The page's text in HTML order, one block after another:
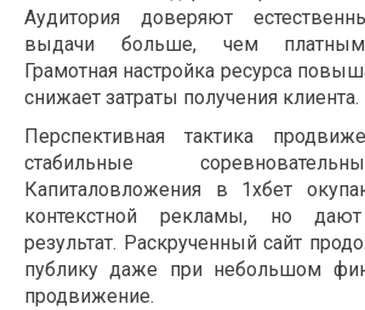
Аудитория доверяют
выдачи больше, чем платным
Грамотная настройка ресурса
снижает затраты получения клиента.
Перспективная тактика
стабильные
Капиталовложения в 1хбет
контекстной рекламы, но
результат. Раскрученный сайт
публику даже при небольшом
продвижение.